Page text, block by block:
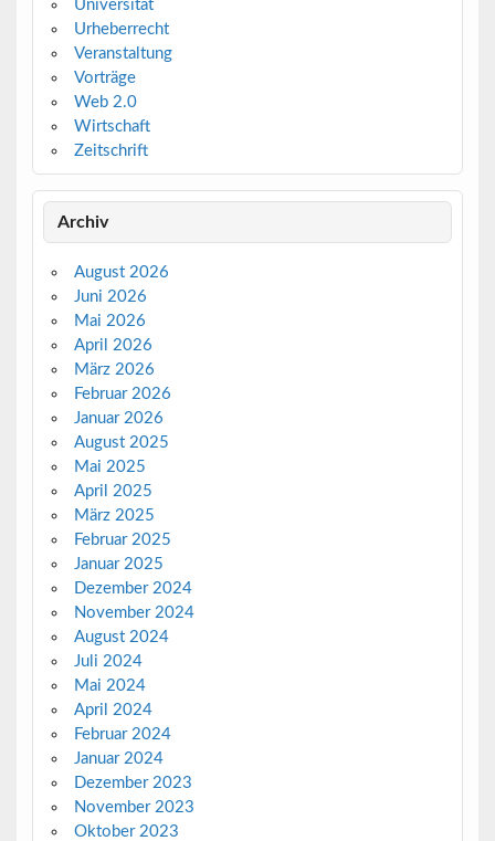
Universität
Urheberrecht
Veranstaltung
Vorträge
Web 2.0
Wirtschaft
Zeitschrift
Archiv
August 2026
Juni 2026
Mai 2026
April 2026
März 2026
Februar 2026
Januar 2026
August 2025
Mai 2025
April 2025
März 2025
Februar 2025
Januar 2025
Dezember 2024
November 2024
August 2024
Juli 2024
Mai 2024
April 2024
Februar 2024
Januar 2024
Dezember 2023
November 2023
Oktober 2023